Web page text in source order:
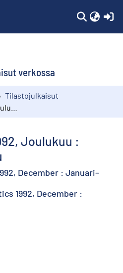
verkossa
Tilastojulkaisut
Joulukuu :
December : Januari–
1992, December :